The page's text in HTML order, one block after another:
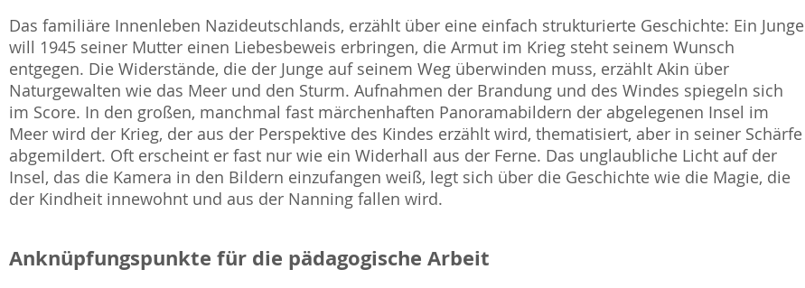
Das familiäre Innenleben Nazideutschlands, erzählt über eine einfach strukturierte Geschichte: Ein Junge
will 1945 seiner Mutter einen Liebesbeweis erbringen, die Armut im Krieg steht seinem Wunsch
entgegen. Die Widerstände, die der Junge auf seinem Weg überwinden muss, erzählt Akin über
Naturgewalten wie das Meer und den Sturm. Aufnahmen der Brandung und des Windes spiegeln sich
im Score. In den großen, manchmal fast märchenhaften Panoramabildern der abgelegenen Insel im
Meer wird der Krieg, der aus der Perspektive des Kindes erzählt wird, thematisiert, aber in seiner Schärfe
abgemildert. Oft erscheint er fast nur wie ein Widerhall aus der Ferne. Das unglaubliche Licht auf der
Insel, das die Kamera in den Bildern einzufangen weiß, legt sich über die Geschichte wie die Magie, die
der Kindheit innewohnt und aus der Nanning fallen wird.
Anknüpfungspunkte für die pädagogische Arbeit